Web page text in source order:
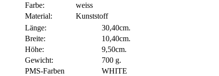
Farbe:
weiss
Material:
Kunststoff
Länge:
30,40cm.
Breite:
10,40cm.
Höhe:
9,50cm.
Gewicht:
700 g.
PMS-Farben
WHITE